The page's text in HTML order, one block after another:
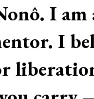
I am
I